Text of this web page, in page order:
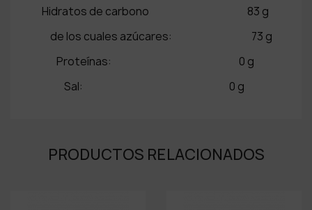
Hidratos de carbono 83 g
de los cuales azúcares: 73 g
Proteínas: 0 g
Sal: 0 g
PRODUCTOS RELACIONADOS